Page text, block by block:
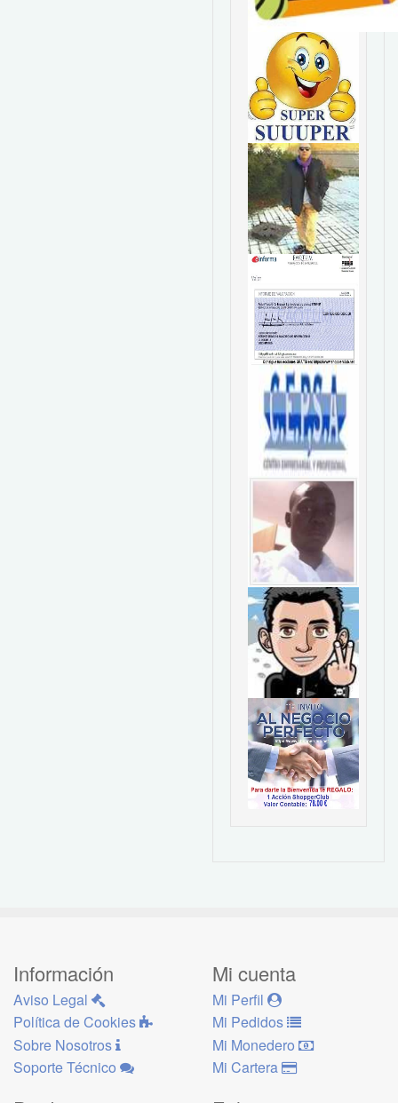
Información
Aviso Legal
Política de Cookies
Sobre Nosotros
Soporte Técnico
Mi cuenta
Mi Perfil
Mi Pedidos
Mi Monedero
Mi Cartera